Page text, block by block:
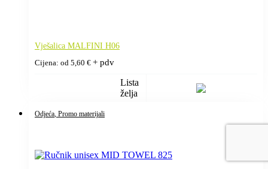
Vješalica MALFINI H06
Cijena: od 5,60 € + pdv
Lista
želja
Odjeća, Promo materijali